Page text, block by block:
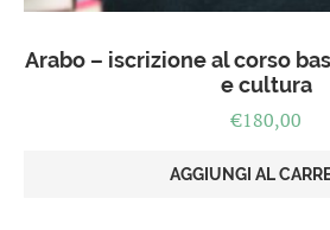
Arabo – iscrizione al corso
e cultura
€180,00
AGGIUNGI AL